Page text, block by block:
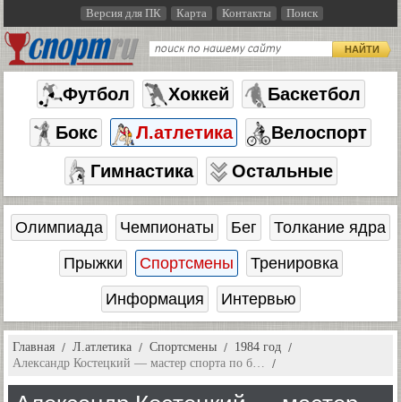
Версия для ПК Карта Контакты Поиск
НАЙТИ
Футбол Хоккей
Баскетбол
Бокс
Л.атлетика
Велоспорт
Гимнастика
Остальные
Олимпиада Чемпионаты Бег
Толкание ядра
Прыжки
Спортсмены
Тренировка
Информация
Интервью
Главная Л.атлетика Спортсмены
1984 год
Александр Костецкий — мастер спорта по б…